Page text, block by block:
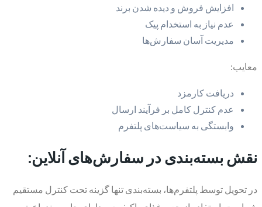
افزایش فروش و دیده شدن برند
عدم نیاز به استخدام پیک
مدیریت آسان سفارش‌ها
معایب:
دریافت کارمزد
عدم کنترل کامل بر فرآیند ارسال
وابستگی به سیاست‌های پلتفرم
نقش بسته‌بندی در سفارش‌های آنلاین:
در تحویل توسط پلتفرم‌ها، بسته‌بندی تنها گزینه تحت کنترل مستقیم